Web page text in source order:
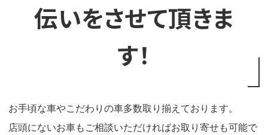
伝いをさせて頂きま
す！
お手頃な車やこだわりの車多数取り揃えております。
店頭にないお車もご相談いただければお取り寄せも可能で